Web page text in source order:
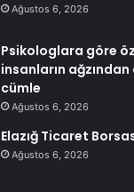
Ağustos 6, 2026
Psikologlara göre
insanların
cümle
Ağustos 6, 2026
Elazığ Ticaret
Ağustos 6, 2026